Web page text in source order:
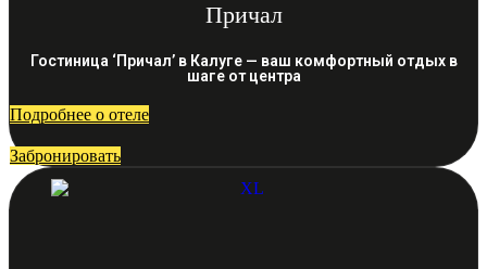
Причал
Гостиница ‘Причал’ в Калуге — ваш комфортный отдых в
шаге от центра
Подробнее о отеле
Забронировать